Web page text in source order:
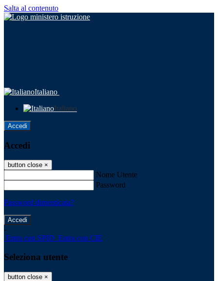
Salta al contenuto
Italiano
Italiano
Accedi
Accedi
button close ×
Nome Utente
Password
Password dimenticata?
-
Entra con SPID Entra con CIE
Seleziona utente
button close ×